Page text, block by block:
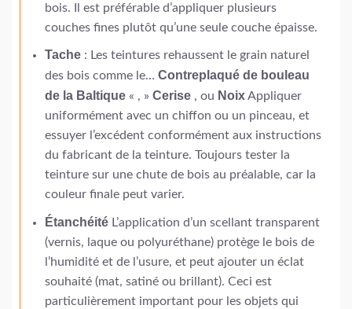
bois. Il est préférable d’appliquer plusieurs
couches fines plutôt qu’une seule couche épaisse.
Tache: Les teintures rehaussent le grain naturel
des bois comme le… Contreplaqué de bouleau
de la Baltique« , » Cerise, ou NoixAppliquer
uniformément avec un chiffon ou un pinceau, et
essuyer l’excédent conformément aux instructions
du fabricant de la teinture. Toujours tester la
teinture sur une chute de bois au préalable, car la
couleur finale peut varier.
ÉtanchéitéL’application d’un scellant transparent
(vernis, laque ou polyuréthane) protège le bois de
l’humidité et de l’usure, et peut ajouter un éclat
souhaité (mat, satiné ou brillant). Ceci est
particulièrement important pour les objets qui